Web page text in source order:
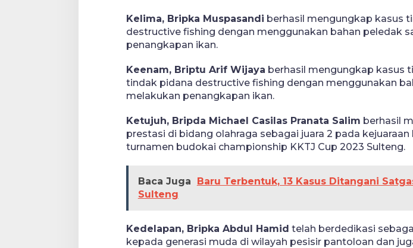
Kelima, Bripka Muspasandi berhasil mengungkap kasus
destructive fishing dengan menggunakan bahan peledak
penangkapan ikan.
Keenam, Briptu Arif Wijaya berhasil mengungkap kasus
tindak pidana destructive fishing dengan menggunakan
melakukan penangkapan ikan.
Ketujuh, Bripda Michael Casilas Pranata Salim berhasil
prestasi di bidang olahraga sebagai juara 2 pada kejuaraan
turnamen budokai championship KKTJ Cup 2023 Sulteng.
Baca Juga
Baru Terbentuk, 13 Kasus Ditangani
Sulteng
Kedelapan, Bripka Abdul Hamid telah berdedikasi
kepada generasi muda di wilayah pesisir pantoloan dan